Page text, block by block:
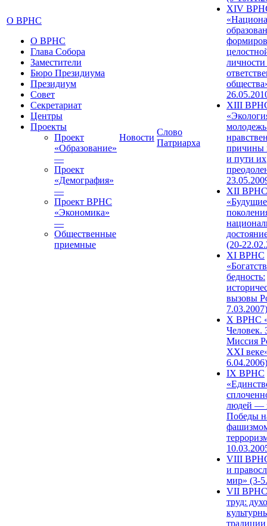
О ВРНС
О ВРНС
Глава Собора
Заместители
Бюро Президиума
Президиум
Совет
Секретариат
Центры
Проекты
Проект
«Образование»
—
Проект
«Демография»
—
Проект ВРНС
«Экономика»
—
Общественные
приемные
Новости
Слово
Патриарха
XIV
XIII
причины
и пути их
XII ВРНС
«Будущие
(20-
XI ВРНС
бедность:
вызовы
7.03.2007)
X ВРНС
Человек.
Миссия
XXI
6.04.2006)
IX ВРНС
людей —
Победы
VIII
и
мир» (3-
VII ВРНС
труд: